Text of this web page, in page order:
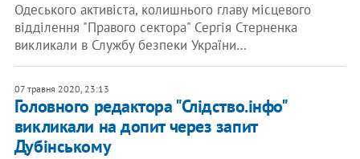
Одеського активіста, колишнього главу місцевого
відділення "Правого сектора" Сергія Стерненка
викликали в Службу безпеки України…
07 травня 2020, 23:13
Головного редактора "Слідство.інфо"
викликали на допит через запит
Дубінському